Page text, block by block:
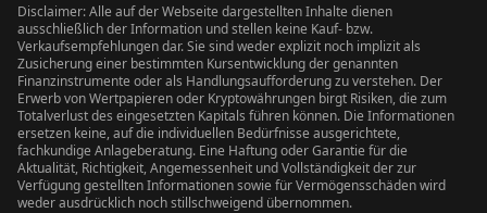
Disclaimer: Alle auf der Webseite dargestellten Inhalte dienen
ausschließlich der Information und stellen keine Kauf- bzw.
Verkaufsempfehlungen dar. Sie sind weder explizit noch implizit als
Zusicherung einer bestimmten Kursentwicklung der genannten
Finanzinstrumente oder als Handlungsaufforderung zu verstehen. Der
Erwerb von Wertpapieren oder Kryptowährungen birgt Risiken, die zum
Totalverlust des eingesetzten Kapitals führen können. Die Informationen
ersetzen keine, auf die individuellen Bedürfnisse ausgerichtete,
fachkundige Anlageberatung. Eine Haftung oder Garantie für die
Aktualität, Richtigkeit, Angemessenheit und Vollständigkeit der zur
Verfügung gestellten Informationen sowie für Vermögensschäden wird
weder ausdrücklich noch stillschweigend übernommen.